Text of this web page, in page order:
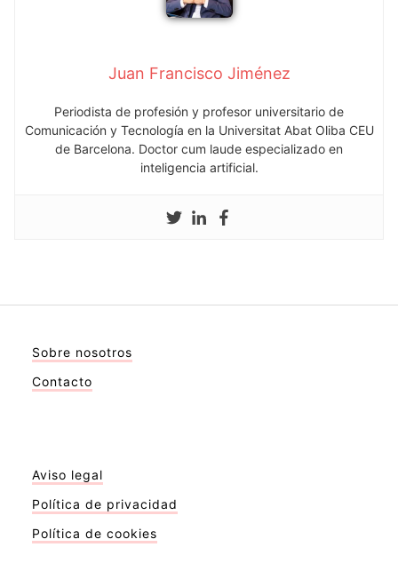
Juan Francisco Jiménez
Periodista de profesión y profesor universitario de
Comunicación y Tecnología en la Universitat Abat Oliba CEU
de Barcelona. Doctor cum laude especializado en
inteligencia artificial.
Sobre nosotros
Contacto
Aviso legal
Política de privacidad
Política de cookies